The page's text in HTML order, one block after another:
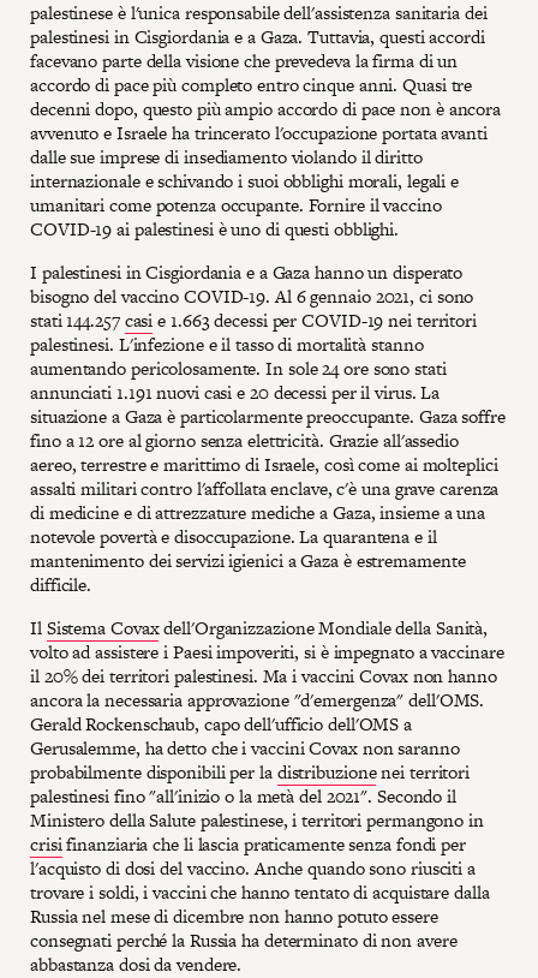
palestinese è l'unica responsabile dell'assistenza sanitaria dei
palestinesi in Cisgiordania e a Gaza. Tuttavia, questi accordi
facevano parte della visione che prevedeva la firma di un
accordo di pace più completo entro cinque anni. Quasi tre
decenni dopo, questo più ampio accordo di pace non è ancora
avvenuto e Israele ha trincerato l'occupazione portata avanti
dalle sue imprese di insediamento violando il diritto
internazionale e schivando i suoi obblighi morali, legali e
umanitari come potenza occupante. Fornire il vaccino
COVID-19 ai palestinesi è uno di questi obblighi.
I palestinesi in Cisgiordania e a Gaza hanno un disperato
bisogno del vaccino COVID-19. Al 6 gennaio 2021, ci sono
stati 144.257casie 1.663 decessi per COVID-19 nei territori
palestinesi. L'infezione e il tasso di mortalità stanno
aumentando pericolosamente. In sole 24 ore sono stati
annunciati 1.191 nuovi casi e 20 decessi per il virus. La
situazione a Gaza è particolarmente preoccupante. Gaza soffre
fino a 12 ore al giorno senza elettricità. Grazie all'assedio
aereo, terrestre e marittimo di Israele, così come ai molteplici
assalti militari contro l'affollata enclave, c'è una grave carenza
di medicine e di attrezzature mediche a Gaza, insieme a una
notevole povertà e disoccupazione. La quarantena e il
mantenimento dei servizi igienici a Gaza è estremamente
difficile.
IlSistema Covaxdell'Organizzazione Mondiale della Sanità,
volto ad assistere i Paesi impoveriti, si è impegnato a vaccinare
il 20% dei territori palestinesi. Ma i vaccini Covax non hanno
ancora la necessaria approvazione "d'emergenza" dell'OMS.
Gerald Rockenschaub, capo dell'ufficio dell'OMS a
Gerusalemme, ha detto che i vaccini Covax non saranno
probabilmente disponibili per ladistribuzionenei territori
palestinesi fino "all'inizio o la metà del 2021". Secondo il
Ministero della Salute palestinese, i territori permangono in
crisifinanziaria che li lascia praticamente senza fondi per
l'acquisto di dosi del vaccino. Anche quando sono riusciti a
trovare i soldi, i vaccini che hanno tentato di acquistare dalla
Russia nel mese di dicembre non hanno potuto essere
consegnati perché la Russia ha determinato di non avere
abbastanza dosi da vendere.